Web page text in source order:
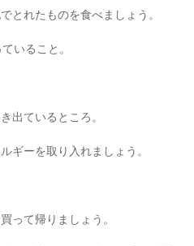
とれたものを食べましょう。
いること。
出ているところ。
ギーを取り入れましょう。
って帰りましょう。